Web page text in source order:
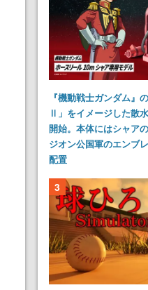
『機動戦士ガンダム』
Ⅱ」をイメージした散
開始。本体にはシャア
ジオン公国軍のエンブ
配置
3